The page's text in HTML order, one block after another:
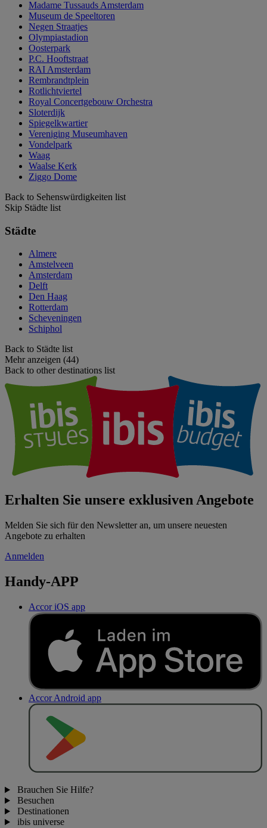
Madame Tussauds Amsterdam
Museum de Speeltoren
Negen Straatjes
Olympiastadion
Oosterpark
P.C. Hooftstraat
RAI Amsterdam
Rembrandtplein
Rotlichtviertel
Royal Concertgebouw Orchestra
Sloterdijk
Spiegelkwartier
Vereniging Museumhaven
Vondelpark
Waag
Waalse Kerk
Ziggo Dome
Back to Sehenswürdigkeiten list
Skip Städte list
Städte
Almere
Amstelveen
Amsterdam
Delft
Den Haag
Rotterdam
Scheveningen
Schiphol
Back to Städte list
Mehr anzeigen (44)
Back to other destinations list
Erhalten Sie unsere exklusiven Angebote
Melden Sie sich für den Newsletter an, um unsere neuesten
Angebote zu erhalten
Anmelden
Handy-APP
Accor iOS app
Accor Android app
Brauchen Sie Hilfe?
Besuchen
Destinationen
ibis universe